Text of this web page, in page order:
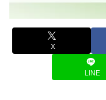
X
LINE